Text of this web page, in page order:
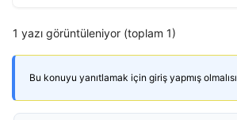
1 yazı görüntüleniyor (toplam 1)
Bu konuyu yanıtlamak için giriş yapmış